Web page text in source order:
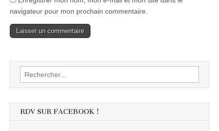
navigateur pour mon prochain commentaire.
Rechercher :
RDV SUR FACEBOOK !